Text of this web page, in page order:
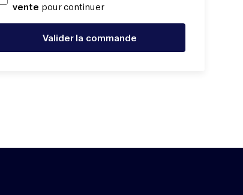
vente pour continuer
Valider la commande